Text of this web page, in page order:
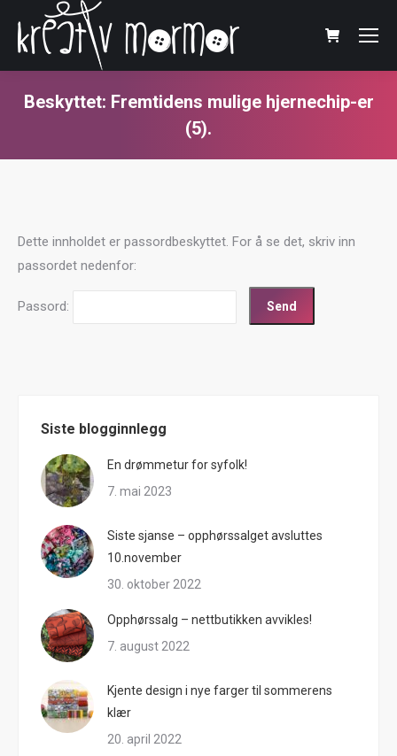
Beskyttet: Fremtidens mulige hjernechip-er
(5).
Dette innholdet er passordbeskyttet. For å se det, skriv inn
passordet nedenfor:
Passord:
Siste blogginnlegg
En drømmetur for syfolk!
7. mai 2023
Siste sjanse – opphørssalget avsluttes
10.november
30. oktober 2022
Opphørssalg – nettbutikken avvikles!
7. august 2022
Kjente design i nye farger til sommerens
klær
20. april 2022